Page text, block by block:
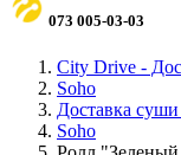
073 005-03-03
City Drive -
Soho
Доставка
Soho